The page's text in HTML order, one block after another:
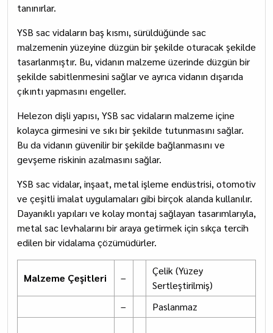
tanınırlar.
YSB sac vidaların baş kısmı, sürüldüğünde sac
malzemenin yüzeyine düzgün bir şekilde oturacak şekilde
tasarlanmıştır. Bu, vidanın malzeme üzerinde düzgün bir
şekilde sabitlenmesini sağlar ve ayrıca vidanın dışarıda
çıkıntı yapmasını engeller.
Helezon dişli yapısı, YSB sac vidaların malzeme içine
kolayca girmesini ve sıkı bir şekilde tutunmasını sağlar.
Bu da vidanın güvenilir bir şekilde bağlanmasını ve
gevşeme riskinin azalmasını sağlar.
YSB sac vidalar, inşaat, metal işleme endüstrisi, otomotiv
ve çeşitli imalat uygulamaları gibi birçok alanda kullanılır.
Dayanıklı yapıları ve kolay montaj sağlayan tasarımlarıyla,
metal sac levhalarını bir araya getirmek için sıkça tercih
edilen bir vidalama çözümüdürler.
Malzeme Çeşitleri –
Çelik (Yüzey
Sertleştirilmiş)
–
Paslanmaz